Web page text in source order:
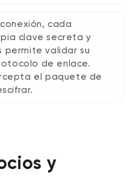
cada
clave secreta y
permite validar su
de enlace.
el paquete de
y